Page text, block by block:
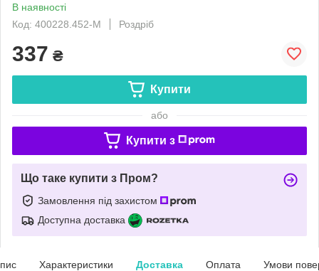
В наявності
Код: 400228.452-М
Роздріб
337 ₴
Купити
або
Купити з
Що таке купити з Пром?
Замовлення під захистом
Доступна доставка
Характеристики Доставка Оплата Умови